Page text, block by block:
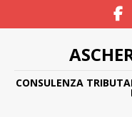
CONSULENZA